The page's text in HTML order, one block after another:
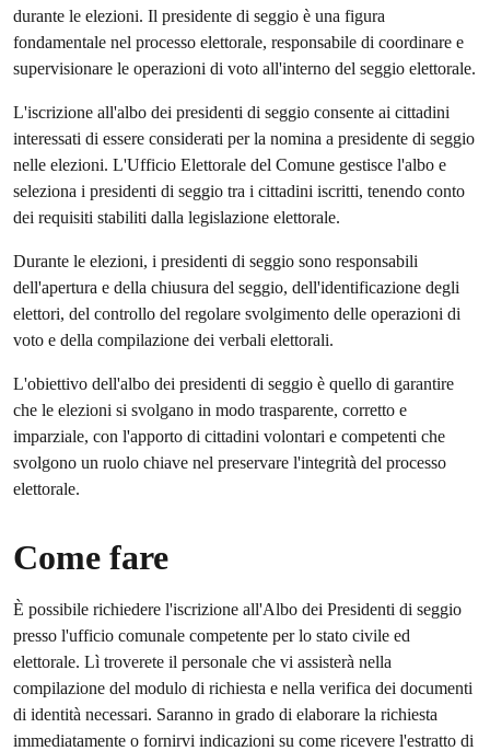
durante le elezioni. Il presidente di seggio è una figura
fondamentale nel processo elettorale, responsabile di coordinare e
supervisionare le operazioni di voto all'interno del seggio elettorale.
L'iscrizione all'albo dei presidenti di seggio consente ai cittadini
interessati di essere considerati per la nomina a presidente di seggio
nelle elezioni. L'Ufficio Elettorale del Comune gestisce l'albo e
seleziona i presidenti di seggio tra i cittadini iscritti, tenendo conto
dei requisiti stabiliti dalla legislazione elettorale.
Durante le elezioni, i presidenti di seggio sono responsabili
dell'apertura e della chiusura del seggio, dell'identificazione degli
elettori, del controllo del regolare svolgimento delle operazioni di
voto e della compilazione dei verbali elettorali.
L'obiettivo dell'albo dei presidenti di seggio è quello di garantire
che le elezioni si svolgano in modo trasparente, corretto e
imparziale, con l'apporto di cittadini volontari e competenti che
svolgono un ruolo chiave nel preservare l'integrità del processo
elettorale.
Come fare
È possibile richiedere l'iscrizione all'Albo dei Presidenti di seggio
presso l'ufficio comunale competente per lo stato civile ed
elettorale. Lì troverete il personale che vi assisterà nella
compilazione del modulo di richiesta e nella verifica dei documenti
di identità necessari. Saranno in grado di elaborare la richiesta
immediatamente o fornirvi indicazioni su come ricevere l'estratto di